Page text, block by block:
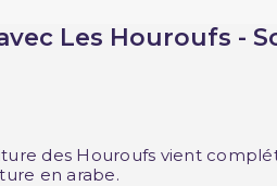
Les Houroufs -
des Houroufs vient
en arabe.